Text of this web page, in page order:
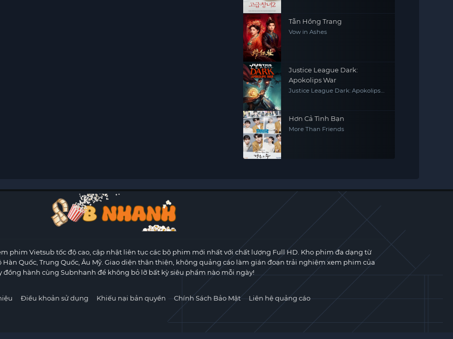
Tẫn Hồng Trang
Vow in Ashes
Justice League Dark:
Apokolips War
Justice League Dark: Apokolips
Hơn Cả Tình Bạn
More Than Friends
phim Vietsub tốc độ cao, cập nhật liên tục các bộ phim mới nhất với chất lượng Full HD. Kho phim đa dạng từ
Quốc, Trung Quốc, Âu Mỹ. Giao diện thân thiện, không quảng cáo làm gián đoạn trải nghiệm xem phim của
đồng hành cùng Subnhanh để không bỏ lỡ bất kỳ siêu phẩm nào mỗi ngày!
Điều khoản sử dụng Khiếu nại bản quyền Chính Sách Bảo Mật Liên hệ quảng cáo